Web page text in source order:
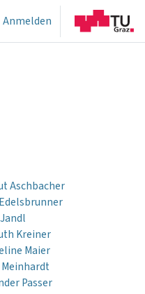
Anmelden
Aschbacher
Kreiner
Maier
Passer